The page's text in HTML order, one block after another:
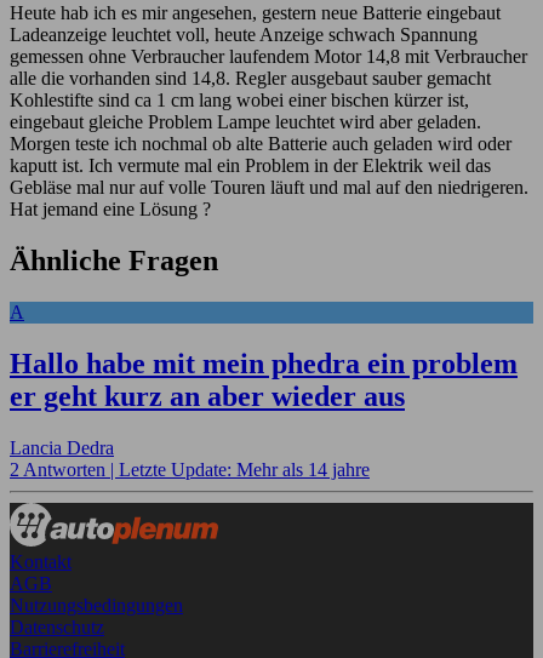
Heute hab ich es mir angesehen, gestern neue Batterie eingebaut
Ladeanzeige leuchtet voll, heute Anzeige schwach Spannung
gemessen ohne Verbraucher laufendem Motor 14,8 mit Verbraucher
alle die vorhanden sind 14,8. Regler ausgebaut sauber gemacht
Kohlestifte sind ca 1 cm lang wobei einer bischen kürzer ist,
eingebaut gleiche Problem Lampe leuchtet wird aber geladen.
Morgen teste ich nochmal ob alte Batterie auch geladen wird oder
kaputt ist. Ich vermute mal ein Problem in der Elektrik weil das
Gebläse mal nur auf volle Touren läuft und mal auf den niedrigeren.
Hat jemand eine Lösung ?
Ähnliche Fragen
A
Hallo habe mit mein phedra ein problem
er geht kurz an aber wieder aus
Lancia Dedra
2 Antworten | Letzte Update: Mehr als 14 jahre
Kontakt
AGB
Nutzungsbedingungen
Datenschutz
Barrierefreiheit